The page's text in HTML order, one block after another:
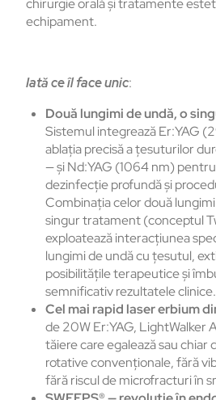
chirurgie orală și tratamente
echipament.
Iată ce îl face unic:
Două lungimi de undă, o
Sistemul integrează Er:YAG
ablația precisă a țesuturilor
— și Nd:YAG (1064 nm)
dezinfecție profundă și
Combinația celor două
singur tratament (conceptul
exploatează interacțiunea
lungimi de undă cu țesutul,
posibilitățile terapeutice și
semnificativ rezultatele
Cel mai rapid laser erbium
de 20W Er:YAG, LightWalker
tăiere care egalează sau chiar
rotative convenționale, fără
fără riscul de microfracturi în